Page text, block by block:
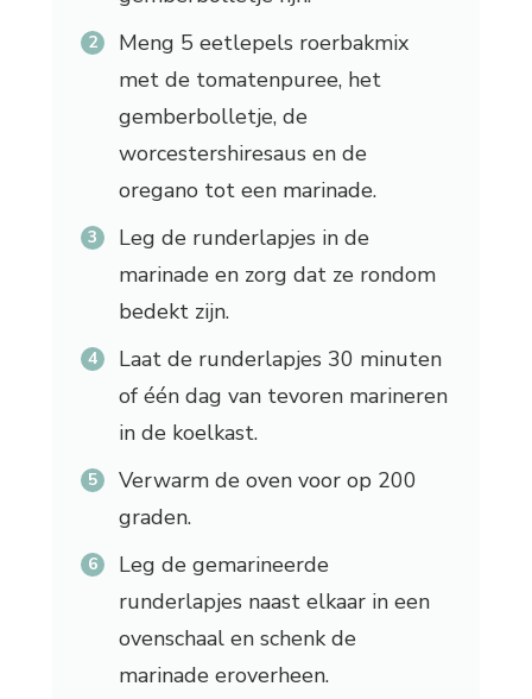
Meng 5 eetlepels roerbakmix
met de tomatenpuree, het
gemberbolletje, de
worcestershiresaus en de
oregano tot een marinade.
Leg de runderlapjes in de
marinade en zorg dat ze rondom
bedekt zijn.
Laat de runderlapjes 30 minuten
of één dag van tevoren marineren
in de koelkast.
Verwarm de oven voor op 200
graden.
Leg de gemarineerde
runderlapjes naast elkaar in een
ovenschaal en schenk de
marinade eroverheen.